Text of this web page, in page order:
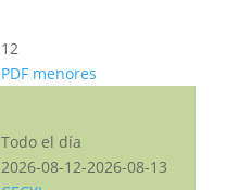
12
PDF menores
Todo el día
2026-08-12-2026-08-13